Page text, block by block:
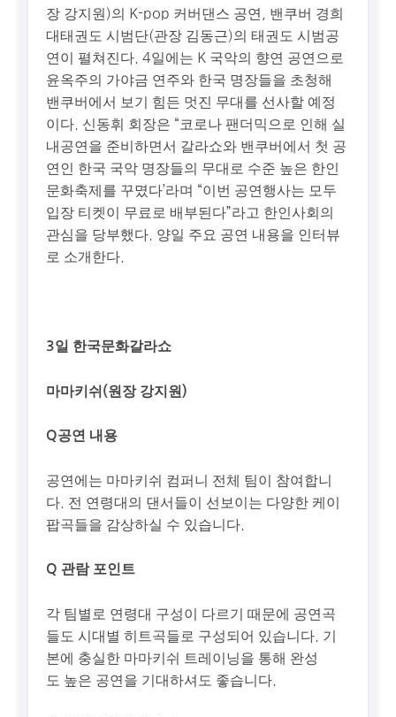
장 강지원)의 K-pop 커버댄스 공연, 밴쿠버 경희
대태권도 시범단(관장 김동근)의 태권도 시범공
연이 펼쳐진다. 4일에는 K 국악의 향연 공연으로
윤옥주의 가야금 연주와 한국 명장들을 초청해
밴쿠버에서 보기 힘든 멋진 무대를 선사할 예정
이다. 신동휘 회장은 “코로나 팬더믹으로 인해 실
내공연을 준비하면서 갈라쇼와 밴쿠버에서 첫 공
연인 한국 국악 명장들의 무대로 수준 높은 한인
문화축제를 꾸몄다’라며 “이번 공연행사는 모두
입장 티켓이 무료로 배부된다”라고 한인사회의
관심을 당부했다. 양일 주요 공연 내용을 인터뷰
로 소개한다.
3일 한국문화갈라쇼
마마키쉬(원장 강지원)
Q공연 내용
공연에는 마마키쉬 컴퍼니 전체 팀이 참여합니
다. 전 연령대의 댄서들이 선보이는 다양한 케이
팝곡들을 감상하실 수 있습니다.
Q 관람 포인트
각 팀별로 연령대 구성이 다르기 때문에 공연곡
들도 시대별 히트곡들로 구성되어 있습니다. 기
본에 충실한 마마키쉬 트레이닝을 통해 완성
도 높은 공연을 기대하셔도 좋습니다.